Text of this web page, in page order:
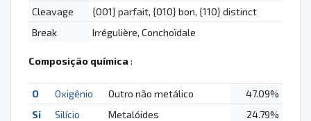
Cleavage
{001} parfait, {010} bon, {110} distinct
Break
Irrégulière, Conchoïdale
Composição química :
O Oxigênio Outro não metálico
47.09%
Si
Silício Metalóides
24.79%